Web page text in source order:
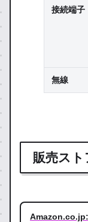
接続端子
無線
販売スト